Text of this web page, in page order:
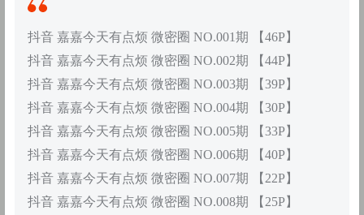
抖音 嘉嘉今天有点烦 微密圈 NO.001期 【46P】
抖音 嘉嘉今天有点烦 微密圈 NO.002期 【44P】
抖音 嘉嘉今天有点烦 微密圈 NO.003期 【39P】
抖音 嘉嘉今天有点烦 微密圈 NO.004期 【30P】
抖音 嘉嘉今天有点烦 微密圈 NO.005期 【33P】
抖音 嘉嘉今天有点烦 微密圈 NO.006期 【40P】
抖音 嘉嘉今天有点烦 微密圈 NO.007期 【22P】
抖音 嘉嘉今天有点烦 微密圈 NO.008期 【25P】